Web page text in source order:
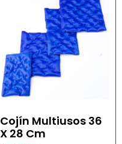
Cojín Multiusos 36
X 28 Cm